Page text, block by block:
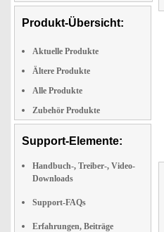
Produkt-Übersicht:
Aktuelle Produkte
Ältere Produkte
Alle Produkte
Zubehör Produkte
Support-Elemente:
Handbuch-, Treiber-, Video-
Downloads
Support-FAQs
Erfahrungen, Beiträge